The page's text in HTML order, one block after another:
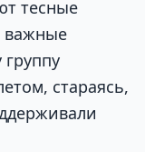
тесные
важные
стараясь,